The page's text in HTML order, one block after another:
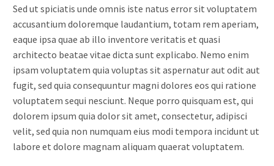
Sed ut spiciatis unde omnis iste natus error sit voluptatem
accusantium doloremque laudantium, totam rem aperiam,
eaque ipsa quae ab illo inventore veritatis et quasi
architecto beatae vitae dicta sunt explicabo. Nemo enim
ipsam voluptatem quia voluptas sit aspernatur aut odit aut
fugit, sed quia consequuntur magni dolores eos qui ratione
voluptatem sequi nesciunt. Neque porro quisquam est, qui
dolorem ipsum quia dolor sit amet, consectetur, adipisci
velit, sed quia non numquam eius modi tempora incidunt ut
labore et dolore magnam aliquam quaerat voluptatem.